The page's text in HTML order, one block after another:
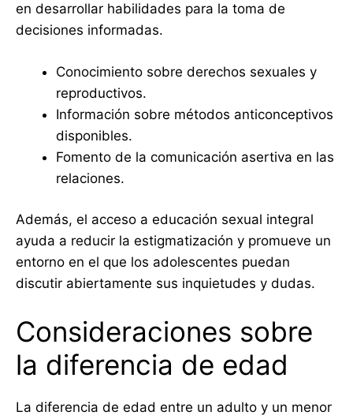
en desarrollar habilidades para la toma de
decisiones informadas.
Conocimiento sobre derechos sexuales y
reproductivos.
Información sobre métodos anticonceptivos
disponibles.
Fomento de la comunicación asertiva en las
relaciones.
Además, el acceso a educación sexual integral
ayuda a reducir la estigmatización y promueve un
entorno en el que los adolescentes puedan
discutir abiertamente sus inquietudes y dudas.
Consideraciones sobre
la diferencia de edad
La diferencia de edad entre un adulto y un menor